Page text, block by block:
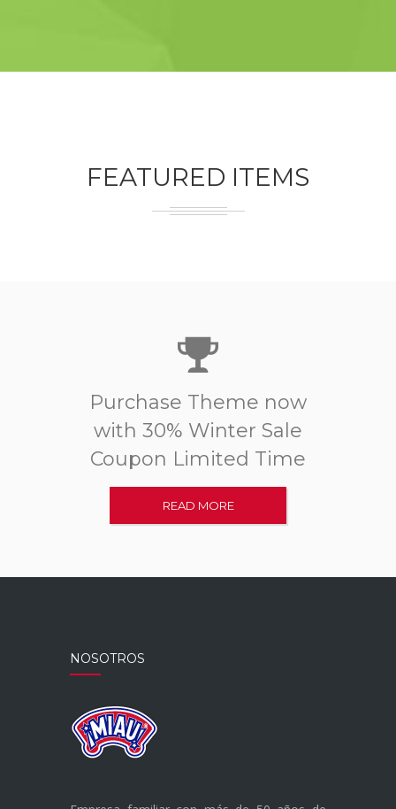
FEATURED ITEMS
Purchase Theme now
with 30% Winter Sale
Coupon Limited Time
READ MORE
NOSOTROS